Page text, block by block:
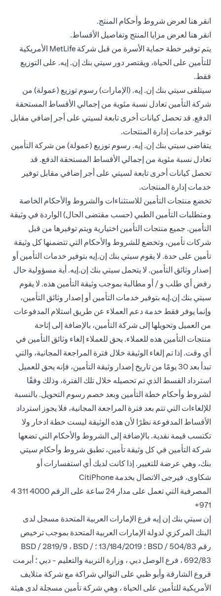
انقر هنا (opens in a new tab)لعرض شروط وأحكام المنتج.
انقر هنا لعرض مزايا المنتج وتفاصيل الأقساط.
يتم توفير خطة حماية الأسرة من قبل شركة MetLife الأمريكية
للتأمين على الحياة، ويقتصر دور سيتي بنك إن. إيه. على التوزيع
فقط.
سيتلقى سيتي بنك إن. إيه. (الإمارات) رسوم توزيع (عمولة) من
شركة التأمين تعادل نسبة مئوية من إجمالي الأقساط المستحقة
الدفع. قد تحصل كيانات أخرى تابعة لسيتي على أجر إضافي مقابل
توفير خدمات إدارة المنتجات.
يتقاضى سيتي بنك إن. إيه. رسوم توزيع (عمولة) من شركة التأمين
تعادل نسبة مئوية من إجمالي الأقساط المستحقة الدفع. قد
تحصل كيانات أخرى تابعة لسيتي على أجر إضافي مقابل توفير
خدمات إدارة المنتجات.
تخضع منتجات التأمين للاستثناءات والشروط والأحكام الخاصة
ومتطلبات التأمين الطبي (حسب مقتضى الحال) الواردة في وثيقة
التأمين. جميع منتجات التأمين اختيارية ويتم توفيرها من قبل
شركات تأمين، وتخضع للشروط والأحكام التي تتضمنها كل وثيقة
تأمين على حدة. لا يقوم سيتي بنك إن.إيه بتوفير خدمات التأمين أو
إصدار وثائق التأمين. لا يتحمل سيتي بنك إن.إيه. أية مسؤولية حال
رفض أي طلب و / أو مطالبة بموجب وثيقة التأمين هذه. لا يقوم
سيتي بنك إن.إيه بتوفير خدمات التأمين أو إصدار وثائق التأمين،
وإنما يوفر فقط خدمة دعم العملاء عن طريق استلام المدفوعات
من العميل وتحويلها إلى شركة التأمين، بالإضافة إلى إتاحة
منتجات التأمين هذه للعملاء. يحق للعملاء إلغاء وثائق التأمين في
أي وقت. إذا تم إلغاء الوثيقة خلال فترة المراجعة المجانية، والتي
تبدأ بعد 30 يومًا من تاريخ إصدار وثيقة التأمين، فإنه يحق للعميل
استرداد القسط الذي تم تحصيله خلال تلك الفترة، وذلك وفقًا
لشروط وأحكام خطة التأمين وبعد خصم رسوم التحويل. بالنسبة
للإلغاءات التي تتم بعد فترة المراجعة المجانية، فلا يجوز استرداد
الأقساط المدفوعة نظرًا لأن هذه الوثيقة ليست خطة ادخار ولا
تكتسب قيمة نقدية. بالإضافة إلى الشروط والأحكام التي تضعها
شركة التأمين في كل وثيقة تأمين، تطبق شروط وأحكام سيتي
بنك، وهي عرضة للتغيير. إذا كانت لديك أي استفسارات أو
شكاوى، فيرجى الاتصال بخدمة CitiPhone
المصرفية التي تعمل على مدار 24 ساعة على
الرقم 4000 311 4
971+
إن سيتي بنك إن إيه فرع الإمارات العربية المتحدة مسجل لدى
البنك المركزي لدولة الإمارات العربية المتحدة بموجب ترخيص
رقم BSD / 504/83 ؛ 13/184/2019 ؛ BSD / 2819/9 ، BSD /
692/83 ، فرع الوصل دبي ، وزارة التربية والتعليم - دبي ؛ أبرمت
فروع الشارقة وأبو ظبي على التوالي شراكة مع شركة متلايف
الأمريكية للتأمين على الحياة ، وهي شركة تأمين مسجلة لدى هيئة